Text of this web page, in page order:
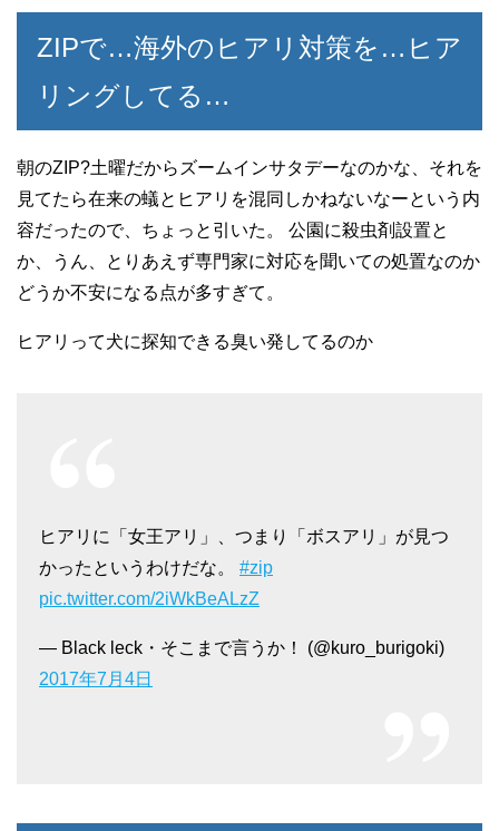
ZIPで…海外のヒアリ対策を…ヒア
リングしてる…
朝のZIP?土曜だからズームインサタデーなのかな、それを
見てたら在来の蟻とヒアリを混同しかねないなーという内
容だったので、ちょっと引いた。 公園に殺虫剤設置と
か、うん、とりあえず専門家に対応を聞いての処置なのか
どうか不安になる点が多すぎて。
ヒアリって犬に探知できる臭い発してるのか
ヒアリに「女王アリ」、つまり「ボスアリ」が見つ
かったというわけだな。 #zip
pic.twitter.com/2iWkBeALzZ
— Black leck・そこまで言うか！ (@kuro_burigoki)
2017年7月4日